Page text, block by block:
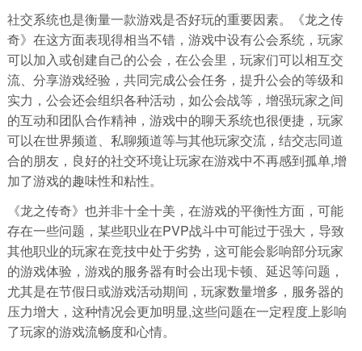
社交系统也是衡量一款游戏是否好玩的重要因素。《龙之传
奇》在这方面表现得相当不错，游戏中设有公会系统，玩家
可以加入或创建自己的公会，在公会里，玩家们可以相互交
流、分享游戏经验，共同完成公会任务，提升公会的等级和
实力，公会还会组织各种活动，如公会战等，增强玩家之间
的互动和团队合作精神，游戏中的聊天系统也很便捷，玩家
可以在世界频道、私聊频道等与其他玩家交流，结交志同道
合的朋友，良好的社交环境让玩家在游戏中不再感到孤单,增
加了游戏的趣味性和粘性。
《龙之传奇》也并非十全十美，在游戏的平衡性方面，可能
存在一些问题，某些职业在PVP战斗中可能过于强大，导致
其他职业的玩家在竞技中处于劣势，这可能会影响部分玩家
的游戏体验，游戏的服务器有时会出现卡顿、延迟等问题，
尤其是在节假日或游戏活动期间，玩家数量增多，服务器的
压力增大，这种情况会更加明显,这些问题在一定程度上影响
了玩家的游戏流畅度和心情。